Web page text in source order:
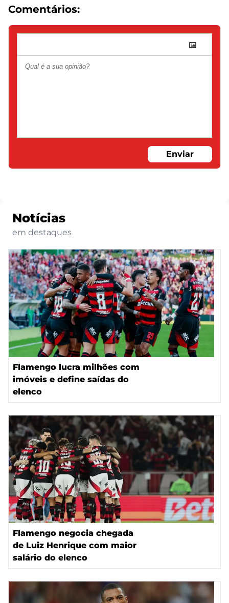
Comentários:
Enviar
Notícias
em destaques
Flamengo lucra milhões com
imóveis e define saídas do
elenco
Flamengo negocia chegada
de Luiz Henrique com maior
salário do elenco